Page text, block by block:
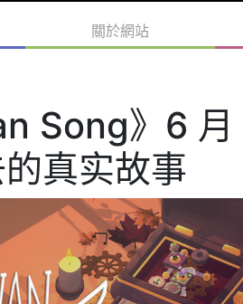
關於網站
Song》6
真实故事